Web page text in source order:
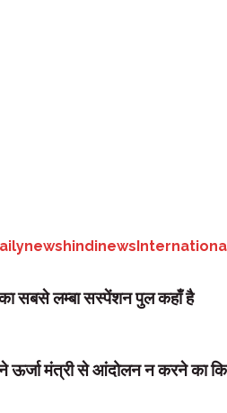
hindinews
सबसे लम्बा सस्पेंशन पुल कहाँ है
ऊर्जा मंत्री से आंदोलन न करने का